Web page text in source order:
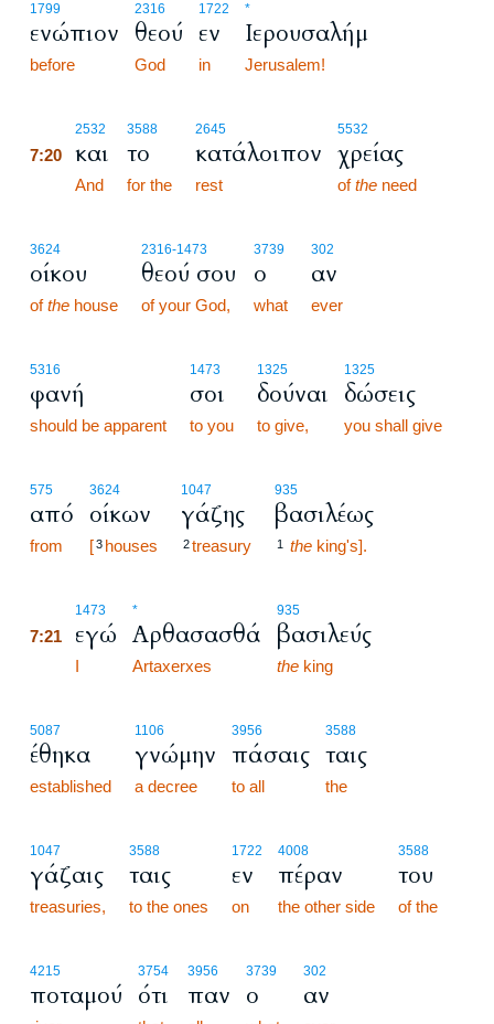
1799
ενώπιον
before
2316
θεού
God
1722
εν
in
*
Ιερουσαλήμ
Jerusalem!
2532
7:20 και
And
3588
το
for the
2645
κατάλοιπον
rest
5532
χρείας
ofthe need
3624
οίκου
ofthe house
2316-1473
θεού σου
of your God,
3739
ο
what
302
αν
ever
5316
φανή
should be apparent
1473
σοι
to you
1325
δούναι
to give,
1325
δώσεις
you shall give
575
από
from
3624
οίκων
[3 houses
1047
γάζης
2treasury
935
βασιλέως
1 the king's].
1473
7:21 εγώ
I
*
Αρθασασθά
Artaxerxes
935
βασιλεύς
the king
5087
έθηκα
established
1106
γνώμην
a decree
3956
πάσαις
to all
3588
ταις
the
1047
γάζαις
treasuries,
3588
ταις
to the ones
1722
εν
on
4008
πέραν
the other side
3588
του
of the
4215
ποταμού
3754
ότι
3956
παν
3739
ο
302
αν